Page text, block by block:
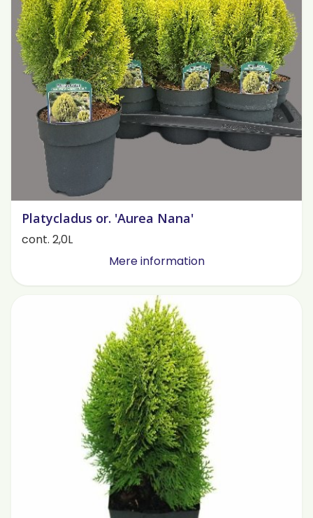
Platycladus or. 'Aurea Nana'
cont. 2,0L
Mere information